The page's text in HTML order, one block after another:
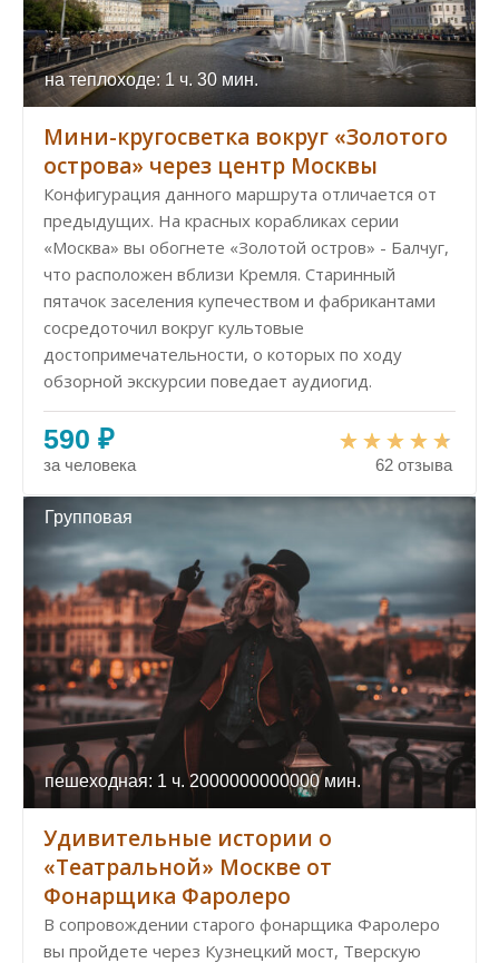
на теплоходе: 1 ч. 30 мин.
Мини-кругосветка вокруг «Золотого
острова» через центр Москвы
Конфигурация данного маршрута отличается от
предыдущих. На красных корабликах серии
«Москва» вы обогнете «Золотой остров» - Балчуг,
что расположен вблизи Кремля. Старинный
пятачок заселения купечеством и фабрикантами
сосредоточил вокруг культовые
достопримечательности, о которых по ходу
обзорной экскурсии поведает аудиогид.
590 ₽
за человека 62 отзыва
Групповая
пешеходная: 1 ч. 2000000000000 мин.
Удивительные истории о
«Театральной» Москве от
Фонарщика Фаролеро
В сопровождении старого фонарщика Фаролеро
вы пройдете через Кузнецкий мост, Тверскую